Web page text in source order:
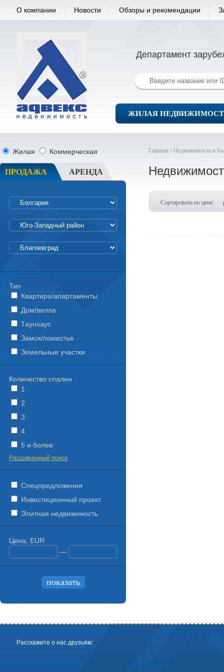
О компании Новости Обзоры и рекомендации
Департамент
ЖИЛАЯ
Главная › Недвижимость в
Сортировать по цене:
Жилая Коммерческая
ПРОДАЖА АРЕНДА
Тип
Квартира/апартаменты
Дом/вилла
Таунхаус
Замок/поместье
Земельные участки
Количество спален
1
2
3
4
5 и более
Расширенный поиск
Спецпредложения
Инвестиционный проект
Элитная недвижимость
Цена, EUR
—
Расскажите о нас друзьям: